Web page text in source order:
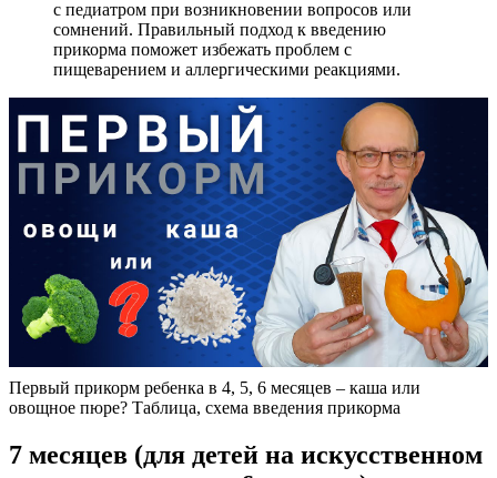
с педиатром при возникновении вопросов или
сомнений. Правильный подход к введению
прикорма поможет избежать проблем с
пищеварением и аллергическими реакциями.
Первый прикорм ребенка в 4, 5, 6 месяцев – каша или
овощное пюре? Таблица, схема введения прикорма
7 месяцев (для детей на искусственном